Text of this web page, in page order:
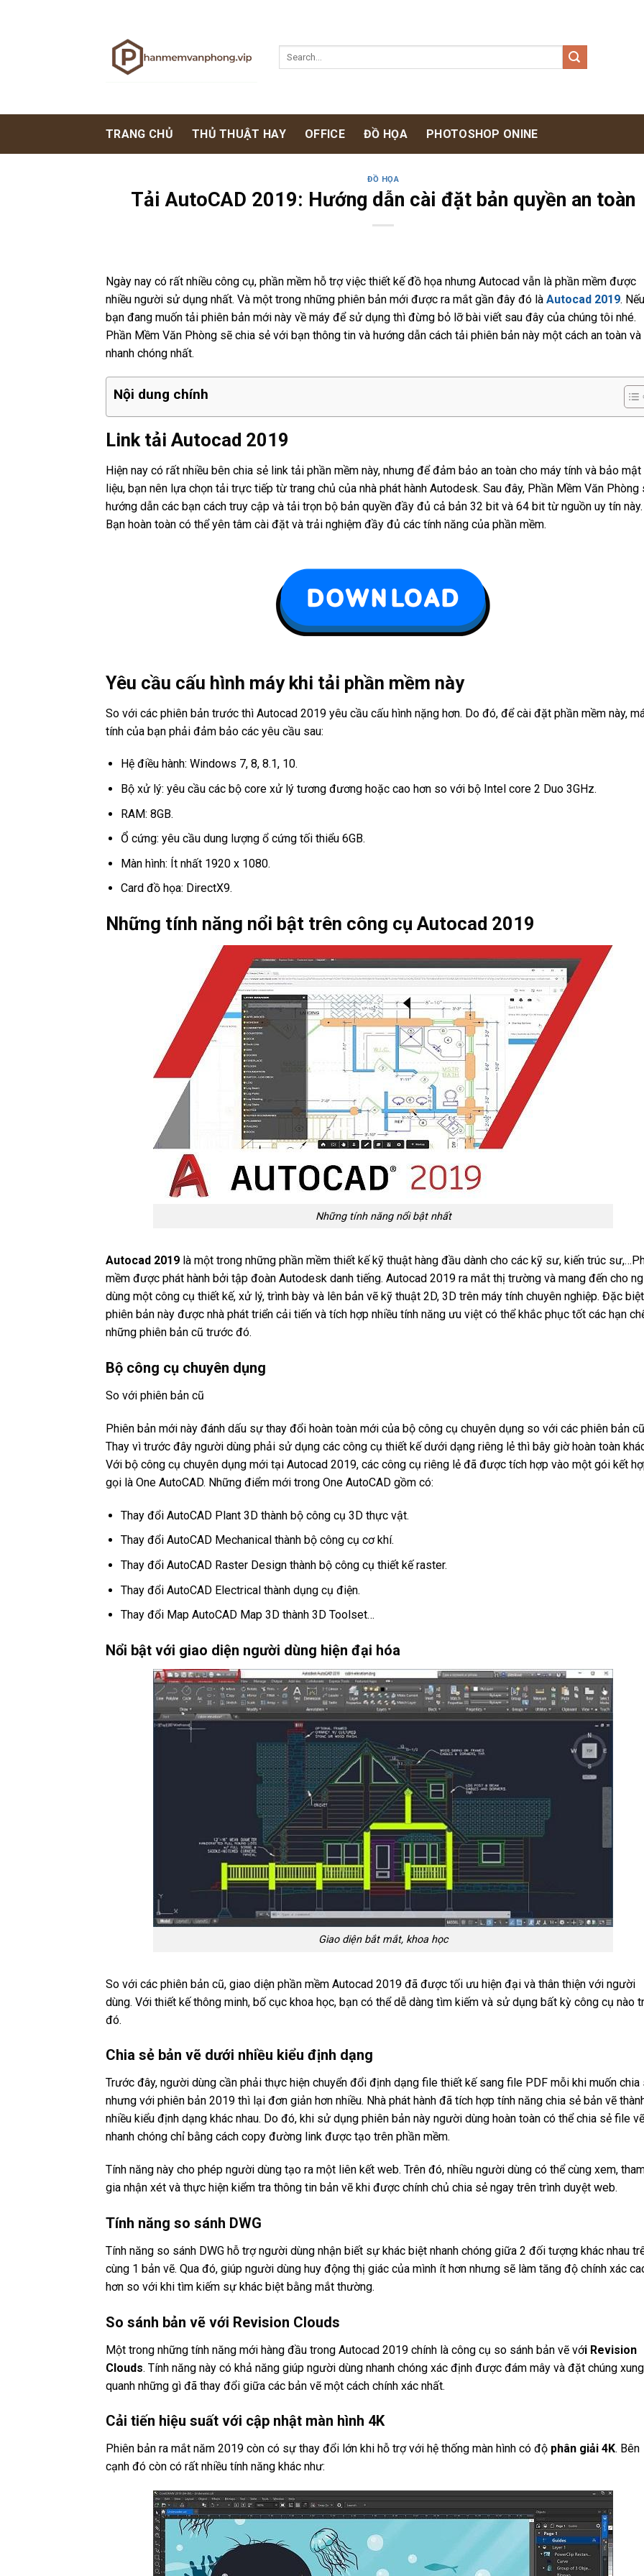
TRANG CHỦ THỦ THUẬT HAY OFFICE ĐỒ HỌA PHOTOSHOP ONINE
ĐỒ HỌA
Tải AutoCAD 2019: Hướng dẫn cài đặt bản quyền an toàn
Ngày nay có rất nhiều công cụ, phần mềm hỗ trợ việc thiết kế đồ họa nhưng Autocad vẫn là phần mềm được
nhiều người sử dụng nhất. Và một trong những phiên bản mới được ra mắt gần đây đó là Autocad 2019. Nếu
bạn đang muốn tải phiên bản mới này về máy để sử dụng thì đừng bỏ lỡ bài viết sau đây của chúng tôi nhé.
Phần Mềm Văn Phòng sẽ chia sẻ với bạn thông tin và hướng dẫn cách tải phiên bản này một cách an toàn và
nhanh chóng nhất.
Nội dung chính
Link tải Autocad 2019
Hiện nay có rất nhiều bên chia sẻ link tải phần mềm này, nhưng để đảm bảo an toàn cho máy tính và bảo
liệu, bạn nên lựa chọn tải trực tiếp từ trang chủ của nhà phát hành Autodesk. Sau đây, Phần Mềm Văn Phòng
hướng dẫn các bạn cách truy cập và tải trọn bộ bản quyền đầy đủ cả bản 32 bit và 64 bit từ nguồn uy tín này.
Bạn hoàn toàn có thể yên tâm cài đặt và trải nghiệm đầy đủ các tính năng của phần mềm.
Yêu cầu cấu hình máy khi tải phần mềm này
So với các phiên bản trước thì Autocad 2019 yêu cầu cấu hình nặng hơn. Do đó, để cài đặt phần mềm này,
tính của bạn phải đảm bảo các yêu cầu sau:
Hệ điều hành: Windows 7, 8, 8.1, 10.
Bộ xử lý: yêu cầu các bộ core xử lý tương đương hoặc cao hơn so với bộ Intel core 2 Duo 3GHz.
RAM: 8GB.
Ổ cứng: yêu cầu dung lượng ổ cứng tối thiểu 6GB.
Màn hình: Ít nhất 1920 x 1080.
Card đồ họa: DirectX9.
Những tính năng nổi bật trên công cụ Autocad 2019
Những tính năng nổi bật nhất
Autocad 2019 là một trong những phần mềm thiết kế kỹ thuật hàng đầu dành cho các kỹ sư, kiến trúc
mềm được phát hành bởi tập đoàn Autodesk danh tiếng. Autocad 2019 ra mắt thị trường và mang đến cho
dùng một công cụ thiết kế, xử lý, trình bày và lên bản vẽ kỹ thuật 2D, 3D trên máy tính chuyên nghiệp. Đặc
phiên bản này được nhà phát triển cải tiến và tích hợp nhiều tính năng ưu việt có thể khắc phục tốt các hạn
những phiên bản cũ trước đó.
Bộ công cụ chuyên dụng
So với phiên bản cũ
Phiên bản mới này đánh dấu sự thay đổi hoàn toàn mới của bộ công cụ chuyên dụng so với các phiên bản
Thay vì trước đây người dùng phải sử dụng các công cụ thiết kế dưới dạng riêng lẻ thì bây giờ hoàn toàn
Với bộ công cụ chuyên dụng mới tại Autocad 2019, các công cụ riêng lẻ đã được tích hợp vào một gói kết
gọi là One AutoCAD. Những điểm mới trong One AutoCAD gồm có:
Thay đổi AutoCAD Plant 3D thành bộ công cụ 3D thực vật.
Thay đổi AutoCAD Mechanical thành bộ công cụ cơ khí.
Thay đổi AutoCAD Raster Design thành bộ công cụ thiết kế raster.
Thay đổi AutoCAD Electrical thành dụng cụ điện.
Thay đổi Map AutoCAD Map 3D thành 3D Toolset…
Nổi bật với giao diện người dùng hiện đại hóa
Giao diện bắt mắt, khoa học
So với các phiên bản cũ, giao diện phần mềm Autocad 2019 đã được tối ưu hiện đại và thân thiện với người
dùng. Với thiết kế thông minh, bố cục khoa học, bạn có thể dễ dàng tìm kiếm và sử dụng bất kỳ công cụ nào
đó.
Chia sẻ bản vẽ dưới nhiều kiểu định dạng
Trước đây, người dùng cần phải thực hiện chuyển đổi định dạng file thiết kế sang file PDF mỗi khi muốn chia
nhưng với phiên bản 2019 thì lại đơn giản hơn nhiều. Nhà phát hành đã tích hợp tính năng chia sẻ bản vẽ
nhiều kiểu định dạng khác nhau. Do đó, khi sử dụng phiên bản này người dùng hoàn toàn có thể chia sẻ file vẽ
nhanh chóng chỉ bằng cách copy đường link được tạo trên phần mềm.
Tính năng này cho phép người dùng tạo ra một liên kết web. Trên đó, nhiều người dùng có thể cùng xem,
gia nhận xét và thực hiện kiểm tra thông tin bản vẽ khi được chính chủ chia sẻ ngay trên trình duyệt web.
Tính năng so sánh DWG
Tính năng so sánh DWG hỗ trợ người dùng nhận biết sự khác biệt nhanh chóng giữa 2 đối tượng khác nhau
cùng 1 bản vẽ. Qua đó, giúp người dùng huy động thị giác của mình ít hơn nhưng sẽ làm tăng độ chính xác
hơn so với khi tìm kiếm sự khác biệt bằng mắt thường.
So sánh bản vẽ với Revision Clouds
Một trong những tính năng mới hàng đầu trong Autocad 2019 chính là công cụ so sánh bản vẽ với Revision
Clouds. Tính năng này có khả năng giúp người dùng nhanh chóng xác định được đám mây và đặt chúng xung
quanh những gì đã thay đổi giữa các bản vẽ một cách chính xác nhất.
Cải tiến hiệu suất với cập nhật màn hình 4K
Phiên bản ra mắt năm 2019 còn có sự thay đổi lớn khi hỗ trợ với hệ thống màn hình có độ phân giải 4K. Bên
cạnh đó còn có rất nhiều tính năng khác như: